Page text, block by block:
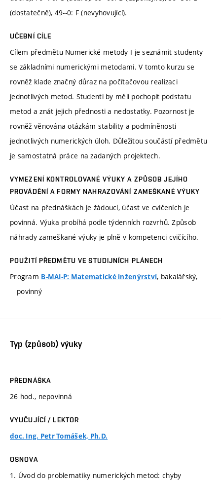
(dostatečně), 49--0: F (nevyhovující).
UČEBNÍ CÍLE
Cílem předmětu Numerické metody I je seznámit studenty
se základními numerickými metodami. V tomto kurzu se
rovněž klade značný důraz na počítačovou realizaci
jednotlivých metod. Studenti by měli pochopit podstatu
metod a znát jejich přednosti a nedostatky. Pozornost je
rovněž věnována otázkám stability a podmíněnosti
jednotlivých numerických úloh. Důležitou součástí předmětu
je samostatná práce na zadaných projektech.
VYMEZENÍ KONTROLOVANÉ VÝUKY A ZPŮSOB JEJÍHO
PROVÁDĚNÍ A FORMY NAHRAZOVÁNÍ ZAMEŠKANÉ VÝUKY
Účast na přednáškách je žádoucí, účast ve cvičeních je
povinná. Výuka probíhá podle týdenních rozvrhů. Způsob
náhrady zameškané výuky je plně v kompetenci cvičícího.
POUŽITÍ PŘEDMĚTU VE STUDIJNÍCH PLÁNECH
Program B-MAI-P: Matematické inženýrství, bakalářský,
povinný
Typ (způsob) výuky
PŘEDNÁŠKA
26 hod., nepovinná
VYUČUJÍCÍ / LEKTOR
doc. Ing. Petr Tomášek, Ph.D.
OSNOVA
1. Úvod do problematiky numerických metod: chyby